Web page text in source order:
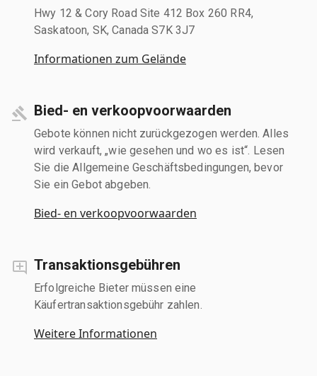
Hwy 12 & Cory Road Site 412 Box 260 RR4,
Saskatoon, SK, Canada S7K 3J7
Informationen zum Gelände
Bied- en verkoopvoorwaarden
Gebote können nicht zurückgezogen werden. Alles
wird verkauft, „wie gesehen und wo es ist“. Lesen
Sie die Allgemeine Geschäftsbedingungen, bevor
Sie ein Gebot abgeben.
Bied- en verkoopvoorwaarden
Transaktionsgebühren
Erfolgreiche Bieter müssen eine
Käufertransaktionsgebühr zahlen.
Weitere Informationen